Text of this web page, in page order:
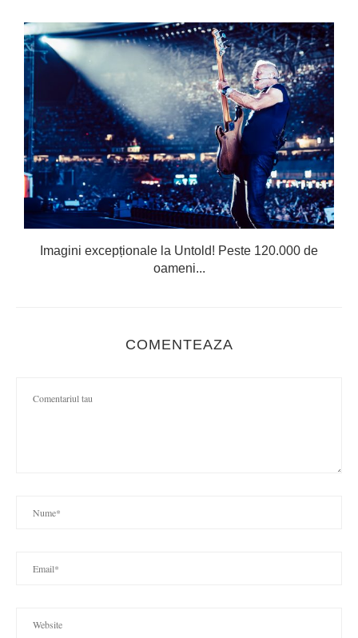
Imagini excepționale la Untold! Peste 120.000 de
oameni...
COMENTEAZA